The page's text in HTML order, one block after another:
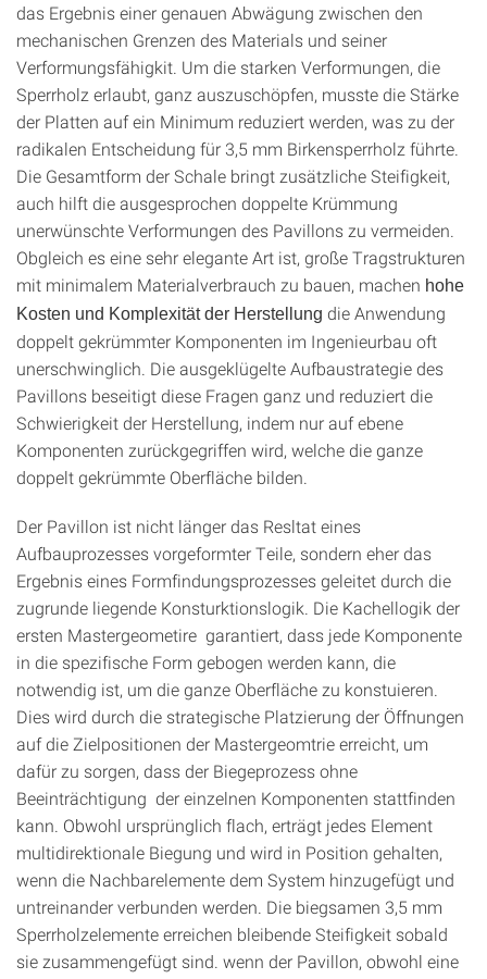
das Ergebnis einer genauen Abwägung zwischen den
mechanischen Grenzen des Materials und seiner
Verformungsfähigkit. Um die starken Verformungen, die
Sperrholz erlaubt, ganz auszuschöpfen, musste die Stärke
der Platten auf ein Minimum reduziert werden, was zu der
radikalen Entscheidung für 3,5 mm Birkensperrholz führte.
Die Gesamtform der Schale bringt zusätzliche Steifigkeit,
auch hilft die ausgesprochen doppelte Krümmung
unerwünschte Verformungen des Pavillons zu vermeiden.
Obgleich es eine sehr elegante Art ist, große Tragstrukturen
mit minimalem Materialverbrauch zu bauen, machen hohe
Kosten und Komplexität der Herstellung die Anwendung
doppelt gekrümmter Komponenten im Ingenieurbau oft
unerschwinglich. Die ausgeklügelte Aufbaustrategie des
Pavillons beseitigt diese Fragen ganz und reduziert die
Schwierigkeit der Herstellung, indem nur auf ebene
Komponenten zurückgegriffen wird, welche die ganze
doppelt gekrümmte Oberfläche bilden.
Der Pavillon ist nicht länger das Resltat eines
Aufbauprozesses vorgeformter Teile, sondern eher das
Ergebnis eines Formfindungsprozesses geleitet durch die
zugrunde liegende Konsturktionslogik. Die Kachellogik der
ersten Mastergeometire garantiert, dass jede Komponente
in die spezifische Form gebogen werden kann, die
notwendig ist, um die ganze Oberfläche zu konstuieren.
Dies wird durch die strategische Platzierung der Öffnungen
auf die Zielpositionen der Mastergeomtrie erreicht, um
dafür zu sorgen, dass der Biegeprozess ohne
Beeinträchtigung der einzelnen Komponenten stattfinden
kann. Obwohl ursprünglich flach, erträgt jedes Element
multidirektionale Biegung und wird in Position gehalten,
wenn die Nachbarelemente dem System hinzugefügt und
untreinander verbunden werden. Die biegsamen 3,5 mm
Sperrholzelemente erreichen bleibende Steifigkeit sobald
sie zusammengefügt sind. wenn der Pavillon, obwohl eine